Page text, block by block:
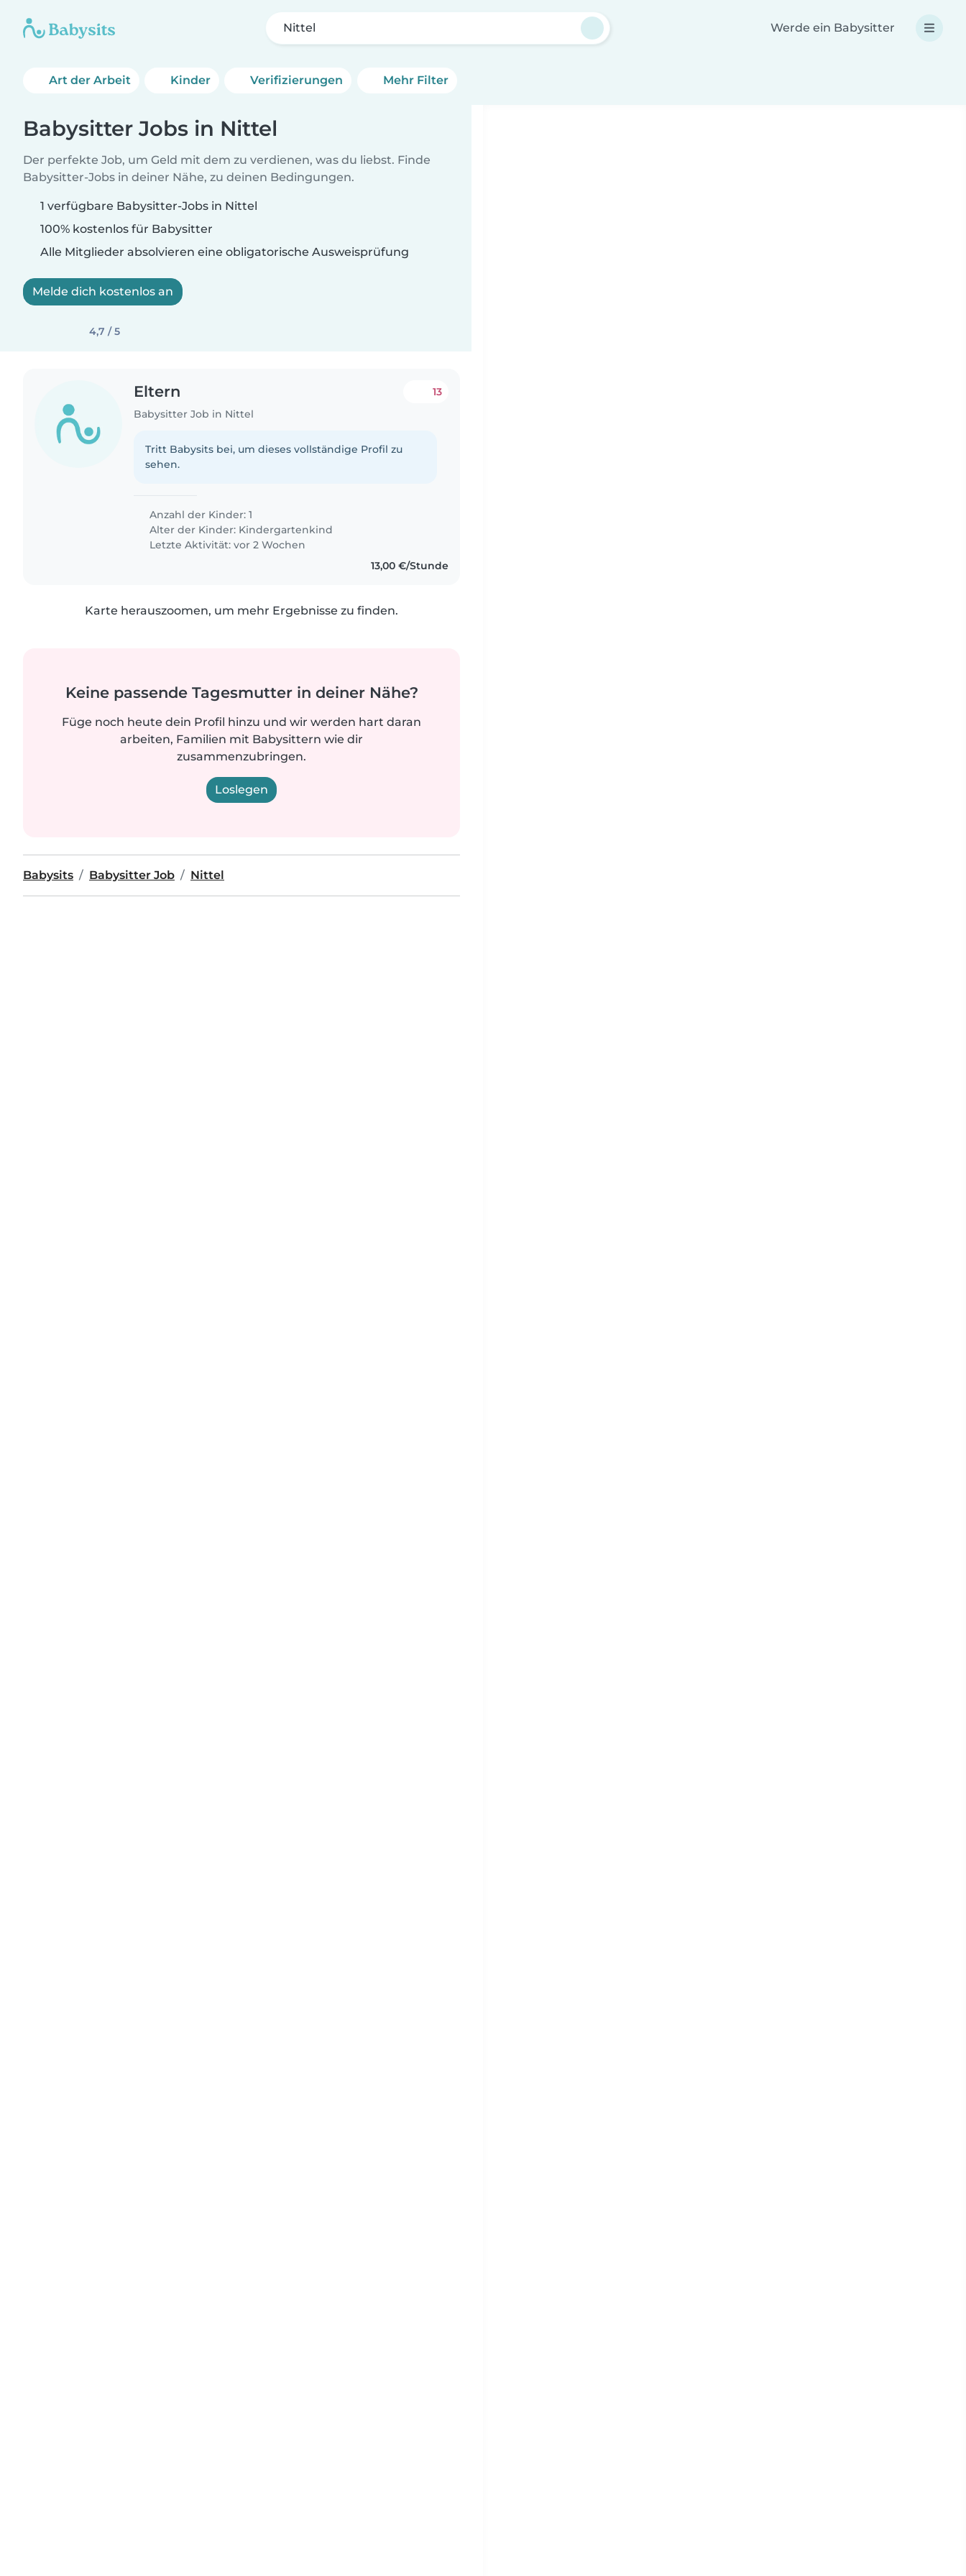
Nittel Werde ein Babysitter
Art der Arbeit Kinder Verifizierungen Mehr Filter
Babysitter Jobs in Nittel
Der perfekte Job, um Geld mit dem zu verdienen, was du liebst. Finde
Babysitter-Jobs in deiner Nähe, zu deinen Bedingungen.
1 verfügbare Babysitter-Jobs in Nittel
100% kostenlos für Babysitter
Alle Mitglieder absolvieren eine obligatorische Ausweisprüfung
Melde dich kostenlos an
4,7 / 5
Eltern
Babysitter Job in Nittel
13
Tritt Babysits bei, um dieses vollständige Profil zu
sehen.
Anzahl der Kinder: 1
Alter der Kinder: Kindergartenkind
Letzte Aktivität: vor 2 Wochen
13,00 €/Stunde
Karte herauszoomen, um mehr Ergebnisse zu finden.
Keine passende Tagesmutter in deiner Nähe?
Füge noch heute dein Profil hinzu und wir werden hart daran
arbeiten, Familien mit Babysittern wie dir
zusammenzubringen.
Loslegen
Babysits Babysitter Job Nittel